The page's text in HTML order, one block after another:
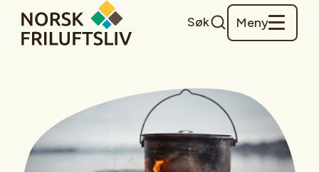
Søk Meny